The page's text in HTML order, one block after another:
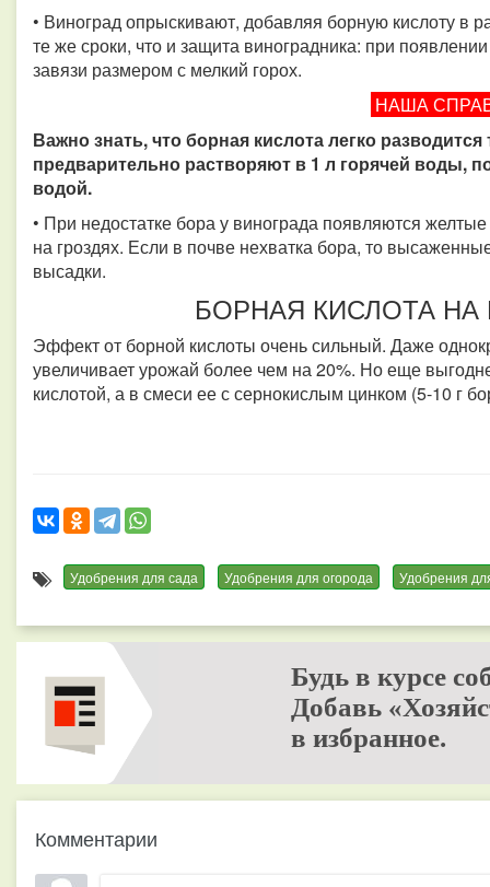
• Виноград опрыскивают, добавляя борную кислоту в
те же сроки, что и защита виноградника: при
завязи размером с мелкий горох.
НАША
Важно знать, что борная кислота легко
предварительно растворяют в 1 л горячей воды,
водой.
• При недостатке бора у винограда появляются
на гроздях. Если в почве нехватка бора, то
высадки.
БОРНАЯ КИСЛОТА НА
Эффект от борной кислоты очень сильный. Даже
увеличивает урожай более чем на 20%. Но еще
кислотой, а в смеси ее с сернокислым цинком (5-10 г
Удобрения для сада Удобрения для огорода Удобрения
Будь в курсе
Добавь
в избранное.
Комментарии